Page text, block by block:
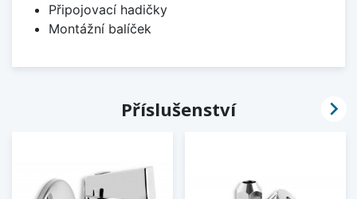
Připojovací hadičky
Montážní balíček
Příslušenství 